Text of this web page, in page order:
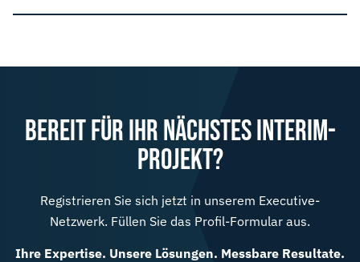
BEREIT FÜR IHR NÄCHSTES INTERIM-
PROJEKT?
Registrieren Sie sich jetzt in unserem Executive-
Netzwerk. Füllen Sie das Profil-Formular aus.
Ihre Expertise. Unsere Lösungen. Messbare Resultate.